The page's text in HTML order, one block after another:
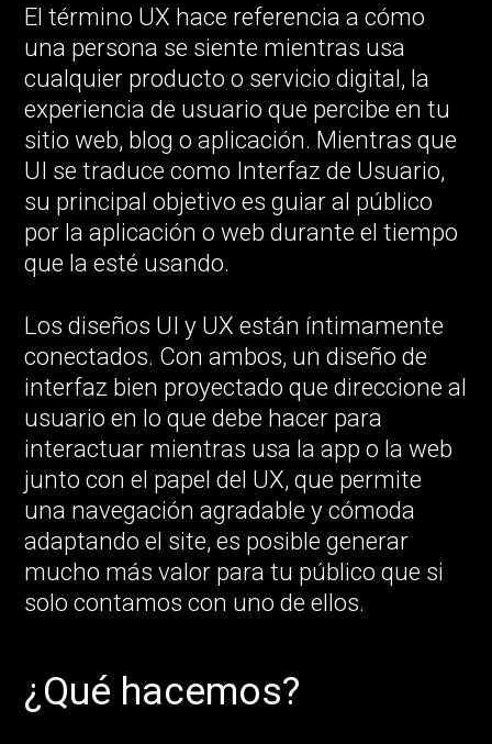
El término UX hace referencia a cómo
una persona se siente mientras usa
cualquier producto o servicio digital, la
experiencia de usuario que percibe en tu
sitio web, blog o aplicación. Mientras que
UI se traduce como Interfaz de Usuario,
su principal objetivo es guiar al público
por la aplicación o web durante el tiempo
que la esté usando.
Los diseños UI y UX están íntimamente
conectados. Con ambos, un diseño de
interfaz bien proyectado que direccione al
usuario en lo que debe hacer para
interactuar mientras usa la app o la web
junto con el papel del UX, que permite
una navegación agradable y cómoda
adaptando el site, es posible generar
mucho más valor para tu público que si
solo contamos con uno de ellos.
¿Qué hacemos?